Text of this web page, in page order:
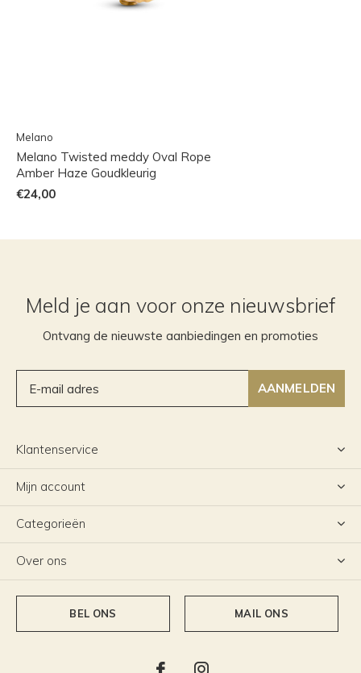
Melano
Melano Twisted meddy Oval Rope
Amber Haze Goudkleurig
€24,00
Meld je aan voor onze nieuwsbrief
Ontvang de nieuwste aanbiedingen en promoties
AANMELDEN
Klantenservice
Mijn account
Categorieën
Over ons
BEL ONS MAIL ONS